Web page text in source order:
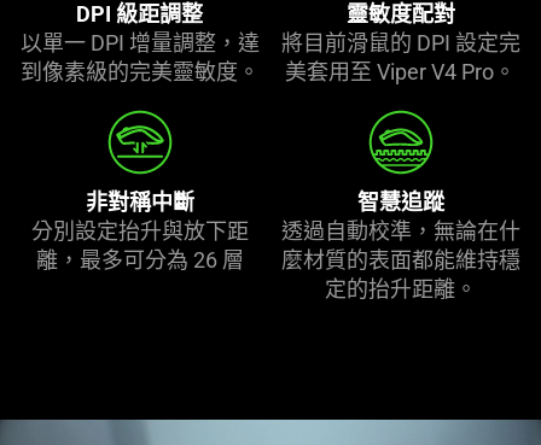
DPI 級距調整
以單一 DPI 增量調整，達
到像素級的完美靈敏度 。
靈敏度配對
將目前滑鼠的 DPI 設定完
美套用至 Viper V4 Pro。
非對稱中斷
分別設定抬升與放下距
離，最多可分為 26 層
智慧追蹤
透過自動校準，無論在什
麼材質的表面都能維持穩
定的抬升距離。